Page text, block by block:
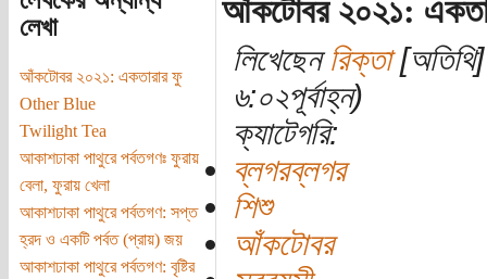
লেখা
আঁকটোবর ২০২১: একতারার ফু
Other Blue
Twilight Tea
আকাশঢাকা পাথুরে পর্বতগণঃ ফুরায়
বেলা, ফুরায় খেলা
আকাশঢাকা পাথুরে পর্বতগণ: সপ্ত
হ্রদ ও একটি পর্বত (প্রায়) জয়
আকাশঢাকা পাথুরে পর্বতগণ: বৃষ্টির
আঁকটোবর ২০২১:
লিখেছেনরিক্তা
৬:০২পূর্বাহ্ন)
ক্যাটেগরি:
ব্লগরব্লগর
শিশু
আঁকটোবর